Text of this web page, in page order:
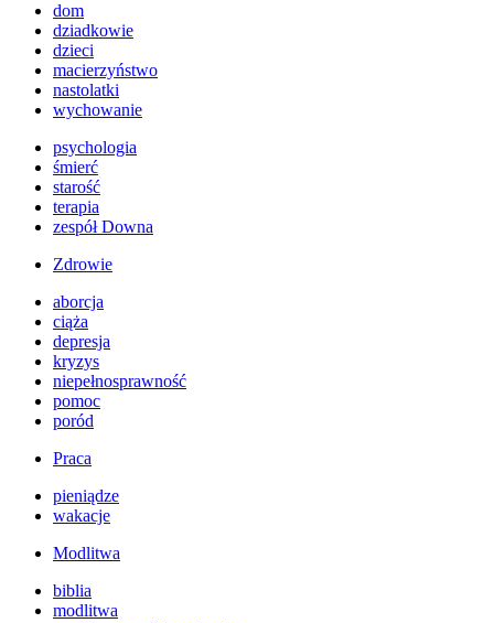
dom
dziadkowie
dzieci
macierzyństwo
nastolatki
wychowanie
psychologia
śmierć
starość
terapia
zespół Downa
Zdrowie
aborcja
ciąża
depresja
kryzys
niepełnosprawność
pomoc
poród
Praca
pieniądze
wakacje
Modlitwa
biblia
modlitwa